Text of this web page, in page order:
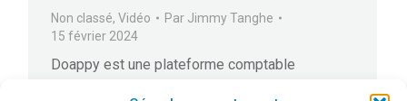
Non classé,Vidéo Par Jimmy Tanghe
15 février 2024
Doappy est une plateforme comptable